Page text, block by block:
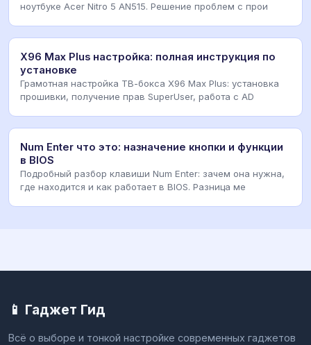
ноутбуке Acer Nitro 5 AN515. Решение проблем с прои
X96 Max Plus настройка: полная инструкция по
установке
Грамотная настройка ТВ-бокса X96 Max Plus: установка
прошивки, получение прав SuperUser, работа с AD
Num Enter что это: назначение кнопки и функции
в BIOS
Подробный разбор клавиши Num Enter: зачем она нужна,
где находится и как работает в BIOS. Разница ме
📱 Гаджет Гид
Всё о выборе и тонкой настройке современных гаджетов